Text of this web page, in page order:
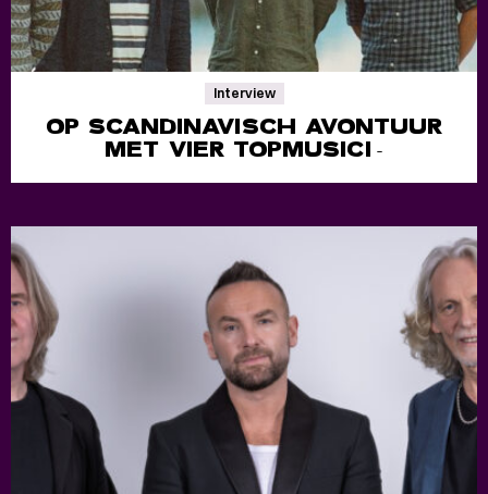
Interview
OP SCANDINAVISCH AVONTUUR
MET VIER TOPMUSICI -